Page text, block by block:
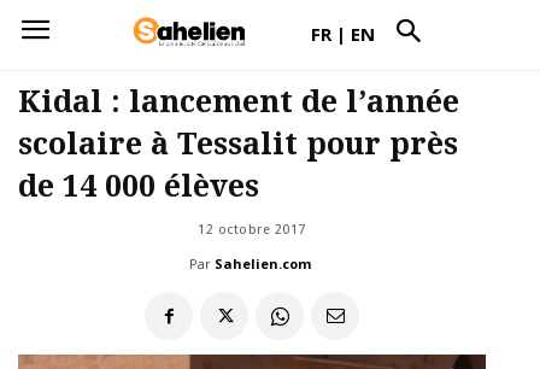
FR | EN
Kidal : lancement de l’année
scolaire à Tessalit pour près
de 14 000 élèves
12 octobre 2017
Par Sahelien.com